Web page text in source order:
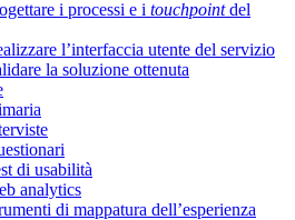
i processi e i touchpointdel
l’interfaccia utente del servizio
la soluzione ottenuta
di usabilità
analytics
di mappatura dell’esperienza